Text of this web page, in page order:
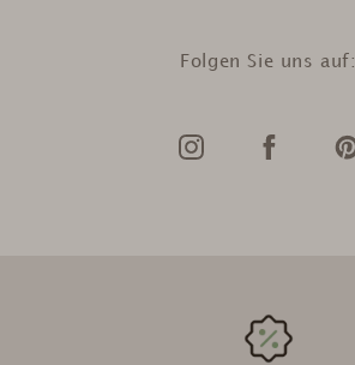
Folgen Sie uns auf: